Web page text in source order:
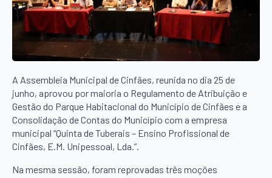
A Assembleia Municipal de Cinfães, reunida no dia 25 de
junho, aprovou por maioria o Regulamento de Atribuição e
Gestão do Parque Habitacional do Município de Cinfães e a
Consolidação de Contas do Município com a empresa
municipal “Quinta de Tuberais – Ensino Profissional de
Cinfães, E.M. Unipessoal, Lda.”.
Na mesma sessão, foram reprovadas três moções